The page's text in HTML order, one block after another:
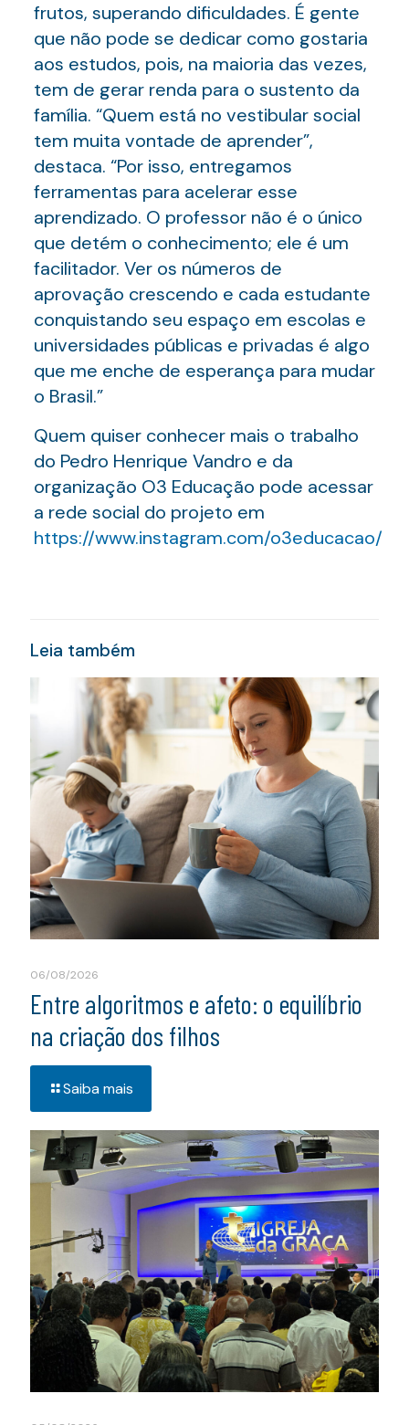
frutos, superando dificuldades. É gente
que não pode se dedicar como gostaria
aos estudos, pois, na maioria das vezes,
tem de gerar renda para o sustento da
família. “Quem está no vestibular social
tem muita vontade de aprender”,
destaca. “Por isso, entregamos
ferramentas para acelerar esse
aprendizado. O professor não é o único
que detém o conhecimento; ele é um
facilitador. Ver os números de
aprovação crescendo e cada estudante
conquistando seu espaço em escolas e
universidades públicas e privadas é algo
que me enche de esperança para mudar
o Brasil.”
Quem quiser conhecer mais o trabalho
do Pedro Henrique Vandro e da
organização O3 Educação pode acessar
a rede social do projeto em
https://www.instagram.com/o3educacao/
Leia também
06/08/2026
Entre algoritmos e afeto: o equilíbrio
na criação dos filhos
Saiba mais